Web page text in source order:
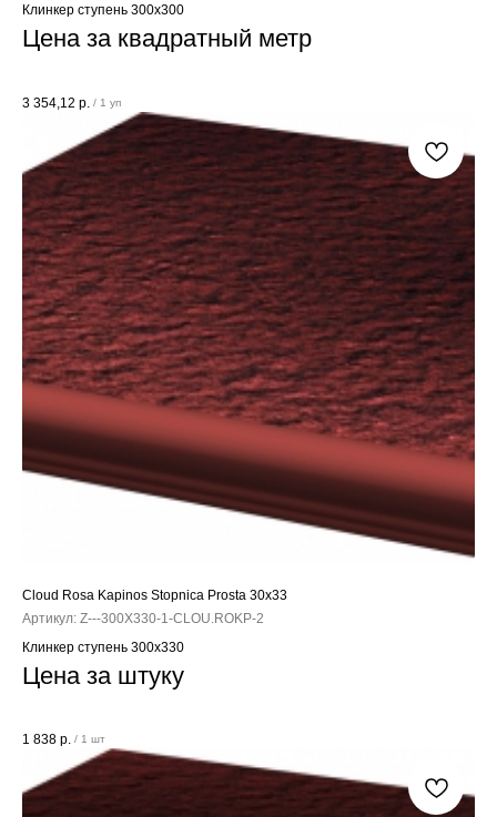
Клинкер ступень 300x300
Цена за квадратный метр
3 354,12 р. / 1 уп
Cloud Rosa Kapinos Stopnica Prosta 30x33
Артикул: Z---300X330-1-CLOU.ROKP-2
Клинкер ступень 300x330
Цена за штуку
1 838 р. / 1 шт